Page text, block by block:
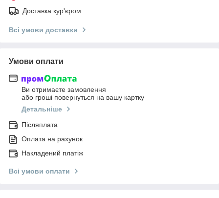
Доставка кур'єром
Всі умови доставки
Умови оплати
Ви отримаєте замовлення
або гроші повернуться на вашу картку
Детальніше
Післяплата
Оплата на рахунок
Накладений платіж
Всі умови оплати